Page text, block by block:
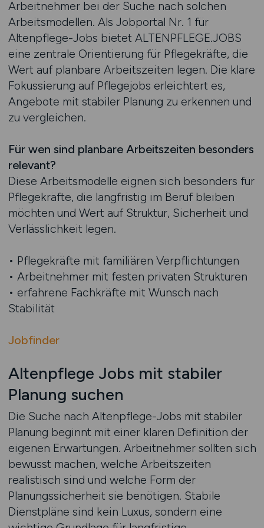
Arbeitnehmer bei der Suche nach solchen
Arbeitsmodellen. Als Jobportal Nr. 1 für
Altenpflege-Jobs bietet ALTENPFLEGE.JOBS
eine zentrale Orientierung für Pflegekräfte, die
Wert auf planbare Arbeitszeiten legen. Die klare
Fokussierung auf Pflegejobs erleichtert es,
Angebote mit stabiler Planung zu erkennen und
zu vergleichen.
Für wen sind planbare Arbeitszeiten besonders
relevant?
Diese Arbeitsmodelle eignen sich besonders für
Pflegekräfte, die langfristig im Beruf bleiben
möchten und Wert auf Struktur, Sicherheit und
Verlässlichkeit legen.
• Pflegekräfte mit familiären Verpflichtungen
• Arbeitnehmer mit festen privaten Strukturen
• erfahrene Fachkräfte mit Wunsch nach
Stabilität
Jobfinder
Altenpflege Jobs mit stabiler
Planung suchen
Die Suche nach Altenpflege-Jobs mit stabiler
Planung beginnt mit einer klaren Definition der
eigenen Erwartungen. Arbeitnehmer sollten sich
bewusst machen, welche Arbeitszeiten
realistisch sind und welche Form der
Planungssicherheit sie benötigen. Stabile
Dienstpläne sind kein Luxus, sondern eine